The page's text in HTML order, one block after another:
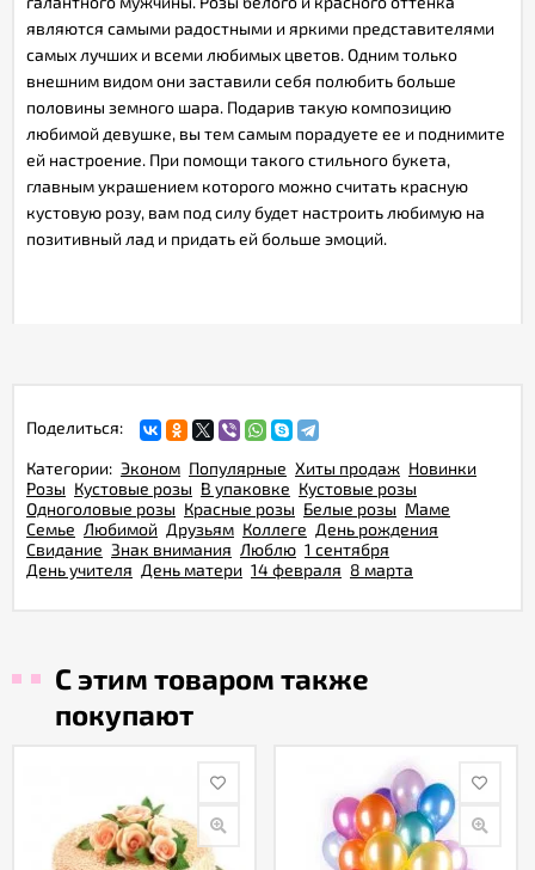
являются самыми радостными и яркими представителями
самых лучших и всеми любимых цветов. Одним только
внешним видом они заставили себя полюбить больше
половины земного шара. Подарив такую композицию
любимой девушке, вы тем самым порадуете ее и поднимите
ей настроение. При помощи такого стильного букета,
главным украшением которого можно считать красную
кустовую розу, вам под силу будет настроить любимую на
позитивный лад и придать ей больше эмоций.
Поделиться:
Категории: Эконом Популярные Хиты продаж Новинки
Розы Кустовые розы В упаковке Кустовые розы
Одноголовые розы Красные розы Белые розы Маме
Семье Любимой Друзьям Коллеге День рождения
Свидание Знак внимания Люблю 1 сентября
День учителя День матери 14 февраля 8 марта
С этим товаром также
покупают